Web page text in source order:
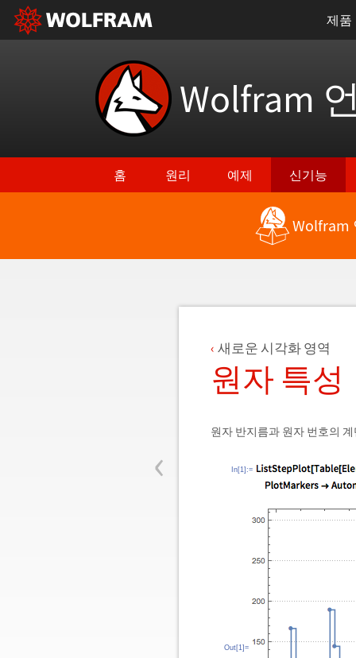
제품
Wolfram
홈 원리 예제 신기능
Wolfram
‹
새로운 시각화 영역
원자 특성
원자 반지름과 원자 번호의
In[1]:=
Out[1]=